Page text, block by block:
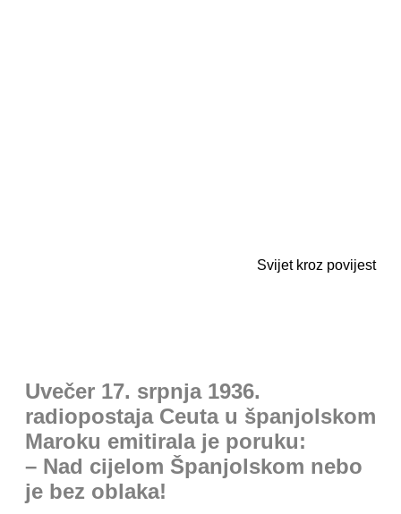
Svijet kroz povijest
Uvečer 17. srpnja 1936.
radiopostaja Ceuta u španjolskom
Maroku emitirala je poruku:
– Nad cijelom Španjolskom nebo
je bez oblaka!